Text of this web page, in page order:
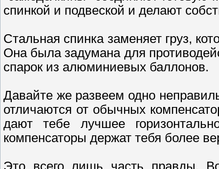
спинкой и подвеской и делают
Стальная спинка заменяет груз,
Она была задумана для
спарок из алюминиевых баллонов.
Давайте же развеем одно
отличаются от обычных
дают тебе лучшее
компенсаторы держат тебя более
Это всего лишь часть правды.